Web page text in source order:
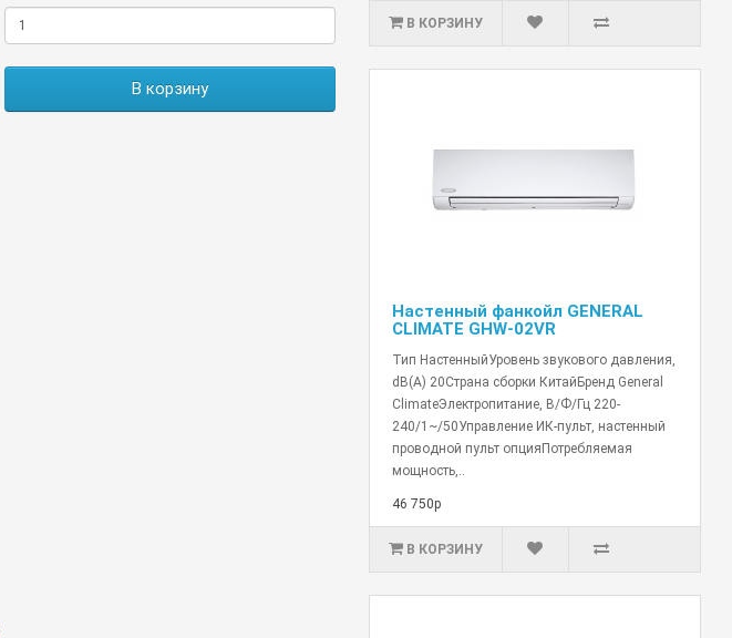
В корзину
В КОРЗИНУ
Настенный фанкойл GENERAL
CLIMATE GHW-02VR
Тип НастенныйУровень звукового давления,
dB(A) 20Страна сборки КитайБренд General
ClimateЭлектропитание, В/Ф/Гц 220-
240/1~/50Управление ИК-пульт, настенный
проводной пульт опцияПотребляемая
мощность,..
46 750р
В КОРЗИНУ